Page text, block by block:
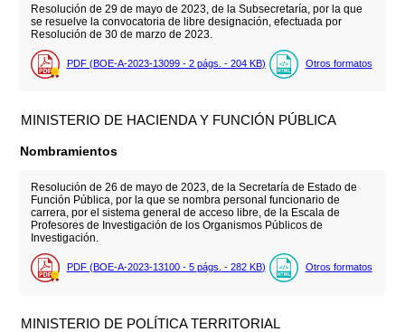
Resolución de 29 de mayo de 2023, de la Subsecretaría, por la que
se resuelve la convocatoria de libre designación, efectuada por
Resolución de 30 de marzo de 2023.
PDF (BOE-A-2023-13099 - 2 págs. - 204 KB) Otros formatos
MINISTERIO DE HACIENDA Y FUNCIÓN PÚBLICA
Nombramientos
Resolución de 26 de mayo de 2023, de la Secretaría de Estado de
Función Pública, por la que se nombra personal funcionario de
carrera, por el sistema general de acceso libre, de la Escala de
Profesores de Investigación de los Organismos Públicos de
Investigación.
PDF (BOE-A-2023-13100 - 5 págs. - 282 KB) Otros formatos
MINISTERIO DE POLÍTICA TERRITORIAL